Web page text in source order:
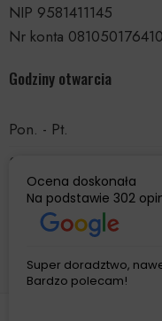
NIP 9581411145
Nr konta
Godziny otwarcia
Pon. - Pt.
Sobota
Niedziela
Ocena doskonała
Na podstawie 302
Super doradztwo,
Bardzo polecam!